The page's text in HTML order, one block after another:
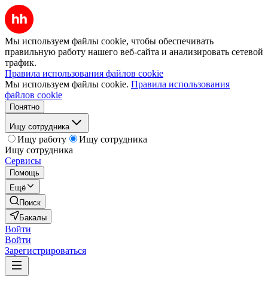
Мы используем файлы cookie, чтобы обеспечивать
правильную работу нашего веб-сайта и анализировать сетевой
трафик.
Правила использования файлов cookie
Мы используем файлы cookie. Правила использования
файлов cookie
Понятно
Ищу сотрудника
Ищу работу
Ищу сотрудника
Ищу сотрудника
Сервисы
Помощь
Ещё
Поиск
Бакалы
Войти
Войти
Зарегистрироваться